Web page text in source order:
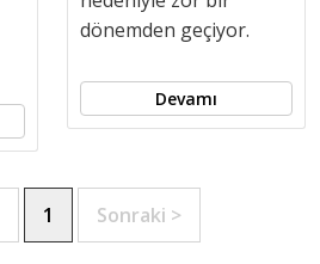
dönemden geçiyor.
Devamı
1 Sonraki >